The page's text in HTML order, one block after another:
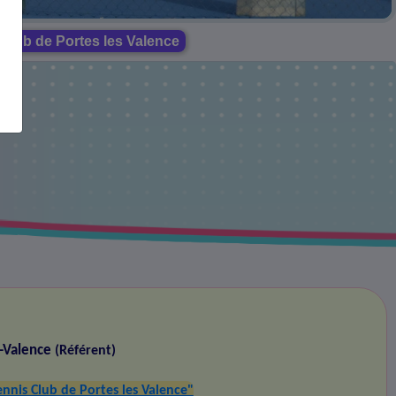
de Portes les Valence
(Référent)
Club de Portes les Valence"